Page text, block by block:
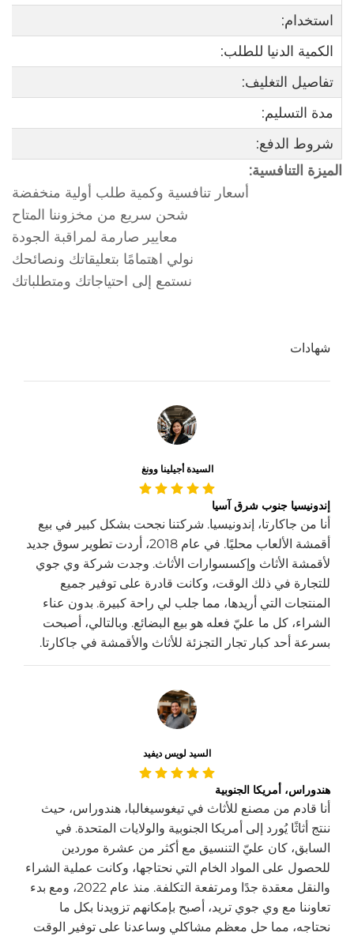
استخدام:
الكمية الدنيا للطلب:
تفاصيل التغليف:
مدة التسليم:
شروط الدفع:
الميزة التنافسية:
أسعار تنافسية وكمية طلب أولية منخفضة
شحن سريع من مخزوننا المتاح
معايير صارمة لمراقبة الجودة
نولي اهتمامًا بتعليقاتك ونصائحك
نستمع إلى احتياجاتك ومتطلباتك
شهادات
السيدة أجيلينا وونغ
إندونيسيا جنوب شرق آسيا
أنا من جاكارتا، إندونيسيا. شركتنا نجحت بشكل كبير في بيع
أقمشة الألعاب محليًا. في عام 2018، أردت تطوير سوق جديد
لأقمشة الأثاث وإكسسوارات الأثاث. وجدت شركة وي جوي
للتجارة في ذلك الوقت، وكانت قادرة على توفير جميع
المنتجات التي أريدها، مما جلب لي راحة كبيرة. بدون عناء
الشراء، كل ما عليّ فعله هو بيع البضائع. وبالتالي، أصبحت
بسرعة أحد كبار تجار التجزئة للأثاث والأقمشة في جاكارتا.
السيد لويس ديفيد
هندوراس، أمريكا الجنوبية
أنا قادم من مصنع للأثاث في تيغوسيغالبا، هندوراس، حيث
ننتج أثاثًا يُورد إلى أمريكا الجنوبية والولايات المتحدة. في
السابق، كان عليّ التنسيق مع أكثر من عشرة موردين
للحصول على المواد الخام التي نحتاجها، وكانت عملية الشراء
والنقل معقدة جدًا ومرتفعة التكلفة. منذ عام 2022، ومع بدء
تعاوننا مع وي جوي تريد، أصبح بإمكانهم تزويدنا بكل ما
نحتاجه، مما حل معظم مشاكلي وساعدنا على توفير الوقت